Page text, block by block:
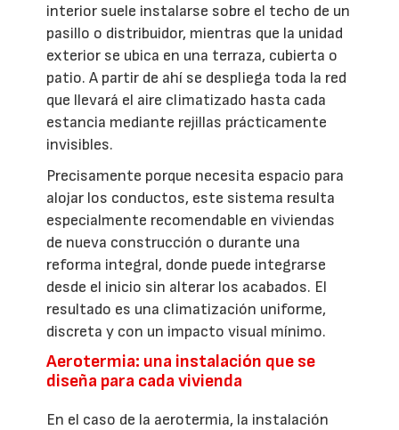
interior suele instalarse sobre el techo de un
pasillo o distribuidor, mientras que la unidad
exterior se ubica en una terraza, cubierta o
patio. A partir de ahí se despliega toda la red
que llevará el aire climatizado hasta cada
estancia mediante rejillas prácticamente
invisibles.
Precisamente porque necesita espacio para
alojar los conductos, este sistema resulta
especialmente recomendable en viviendas
de nueva construcción o durante una
reforma integral, donde puede integrarse
desde el inicio sin alterar los acabados. El
resultado es una climatización uniforme,
discreta y con un impacto visual mínimo.
Aerotermia: una instalación que se
diseña para cada vivienda
En el caso de la aerotermia, la instalación